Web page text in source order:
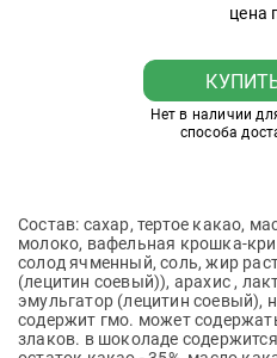
цена
Нет в наличии
способа
Состав: сахар, тертое какао,
молоко, вафельная крошка-
солод ячменный, соль, жир
(лецитин соевый)), арахис ,
эмульгатор (лецитин соевый),
содержит гмо. может
злаков. в шоколаде